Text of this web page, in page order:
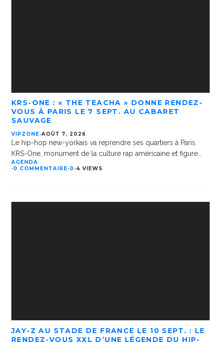
KRS-ONE : « THE TEACHA » DONNE RENDEZ-
VOUS À PARIS LE 7 SEPT. AU CABARET
SAUVAGE
VIPZONE·AOÛT 7, 2026
Le hip-hop new-yorkais va reprendre ses quartiers à Paris.
KRS-One, monument de la culture rap américaine et figure
AGENDA
·0 COMMENTAIRE·0 ·4 VIEWS
JAY-Z AU STADE DE FRANCE LE 10 SEPT. : LE
RENDEZ-VOUS XXL D’UNE LÉGENDE DU HIP-